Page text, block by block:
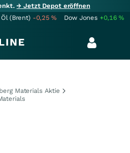
→ Jetzt Depot eröffnen
Öl (Brent) -0,25% Dow Jones +0,16%
Materials Aktie